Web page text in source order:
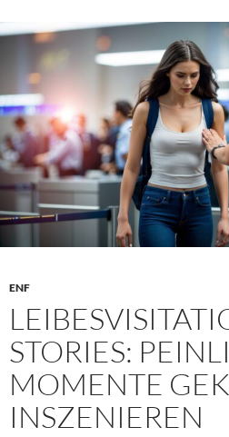
Widerspruch?
Oder
der
geheime
Reiz?
ENF
STORIES:
MOMENTE
INSZENIEREN